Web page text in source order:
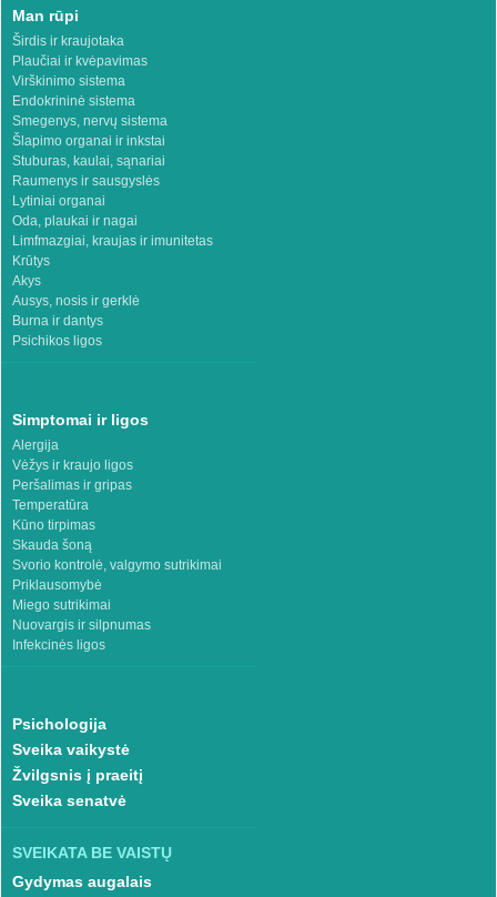
Man rūpi
Širdis ir kraujotaka
Plaučiai ir kvėpavimas
Virškinimo sistema
Endokrininė sistema
Smegenys, nervų sistema
Šlapimo organai ir inkstai
Stuburas, kaulai, sąnariai
Raumenys ir sausgyslės
Lytiniai organai
Oda, plaukai ir nagai
Limfmazgiai, kraujas ir imunitetas
Krūtys
Akys
Ausys, nosis ir gerklė
Burna ir dantys
Psichikos ligos
Simptomai ir ligos
Alergija
Vėžys ir kraujo ligos
Peršalimas ir gripas
Temperatūra
Kūno tirpimas
Skauda šoną
Svorio kontrolė, valgymo sutrikimai
Priklausomybė
Miego sutrikimai
Nuovargis ir silpnumas
Infekcinės ligos
Psichologija
Sveika vaikystė
Žvilgsnis į praeitį
Sveika senatvė
SVEIKATA BE VAISTŲ
Gydymas augalais